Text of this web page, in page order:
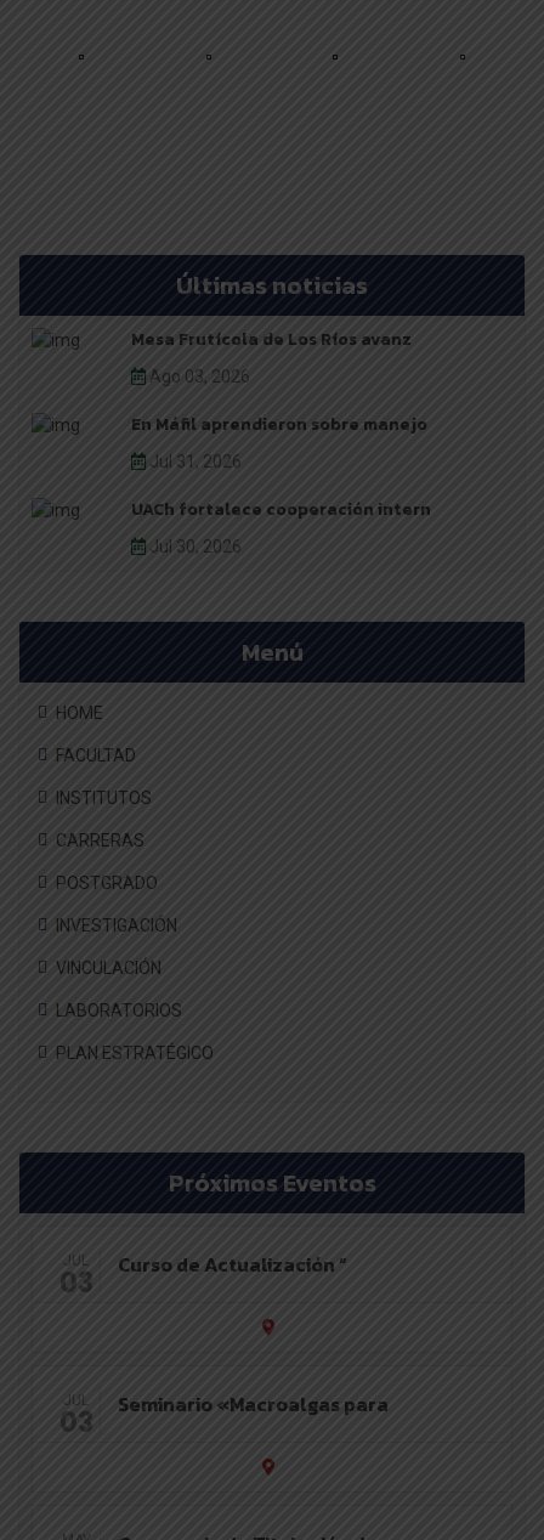
Últimas noticias
Mesa Frutícola de Los Ríos avanz
Ago 03, 2026
En Máfil aprendieron sobre manejo
Jul 31, 2026
UACh fortalece cooperación intern
Jul 30, 2026
Menú
HOME
FACULTAD
INSTITUTOS
CARRERAS
POSTGRADO
INVESTIGACIÓN
VINCULACIÓN
LABORATORIOS
PLAN ESTRATÉGICO
Próximos Eventos
JUL
03 Curso de Actualización “
JUL
03 Seminario «Macroalgas para